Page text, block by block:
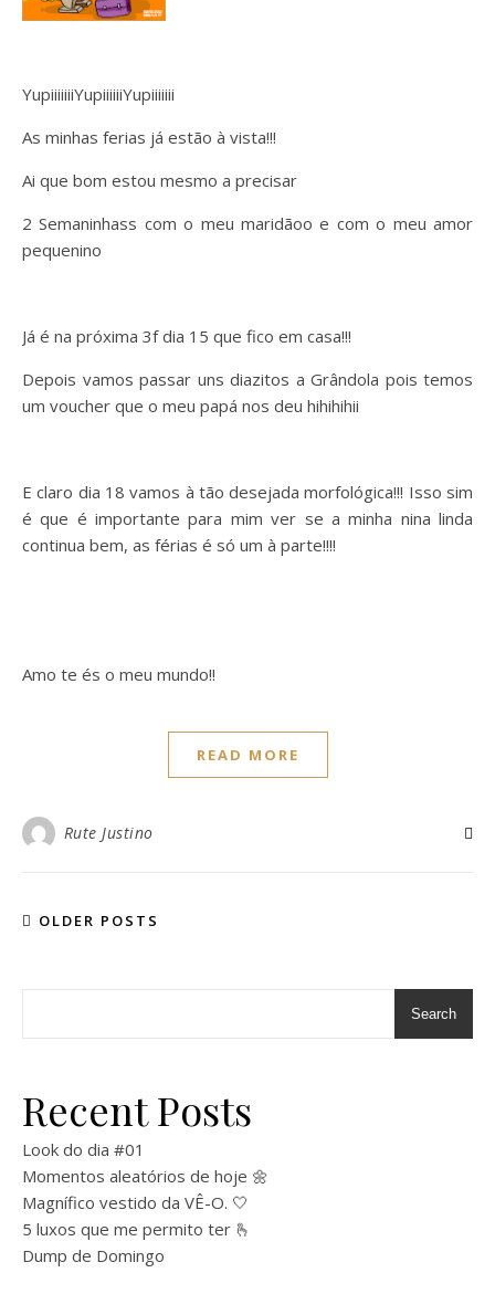
YupiiiiiiiYupiiiiiiYupiiiiiii
As minhas ferias já estão à vista!!!
Ai que bom estou mesmo a precisar
2 Semaninhass com o meu maridãoo e com o meu amor
pequenino
Já é na próxima 3f dia 15 que fico em casa!!!
Depois vamos passar uns diazitos a Grândola pois temos
um voucher que o meu papá nos deu hihihihii
E claro dia 18 vamos à tão desejada morfológica!!! Isso sim
é que é importante para mim ver se a minha nina linda
continua bem, as férias é só um à parte!!!!
Amo te és o meu mundo!!
READ MORE
Rute Justino
OLDER POSTS
Search
Recent Posts
Look do dia #01
Momentos aleatórios de hoje 🌼
Magnífico vestido da VÊ-O. 🤍
5 luxos que me permito ter 🫰
Dump de Domingo